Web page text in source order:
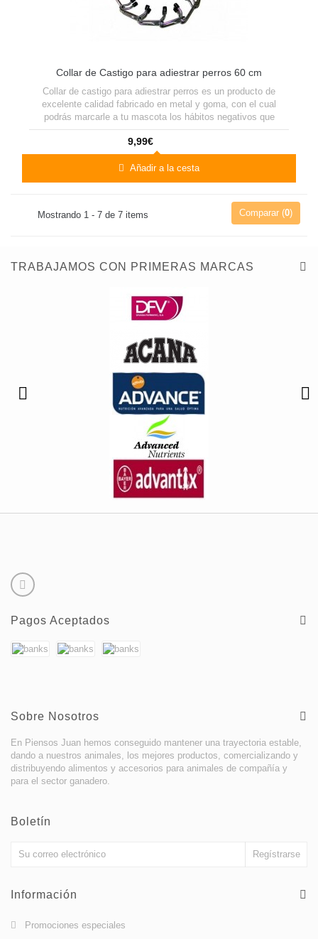
Collar de Castigo para adiestrar perros 60 cm
Collar de castigo para adiestrar perros es un producto de
excelente calidad fabricado en metal y goma, con el cual
podrás marcarle a tu mascota los hábitos negativos que
deseas eliminar de su comportamiento.
9,99€
Añadir a la cesta
Mostrando 1 - 7 de 7 items Comparar (0)
TRABAJAMOS CON PRIMERAS MARCAS
Pagos Aceptados
Sobre Nosotros
En Piensos Juan hemos conseguido mantener una trayectoria estable,
dando a nuestros animales, los mejores productos, comercializando y
distribuyendo alimentos y accesorios para animales de compañía y
para el sector ganadero.
Boletín
Información
Promociones especiales